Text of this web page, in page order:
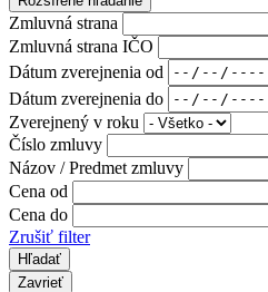
Zmluvná strana
Zmluvná strana IČO
Dátum zverejnenia od
Dátum zverejnenia do
Zverejnený v roku
Číslo zmluvy
Názov / Predmet zmluvy
Cena od
Cena do
Zrušiť filter
Zavrieť